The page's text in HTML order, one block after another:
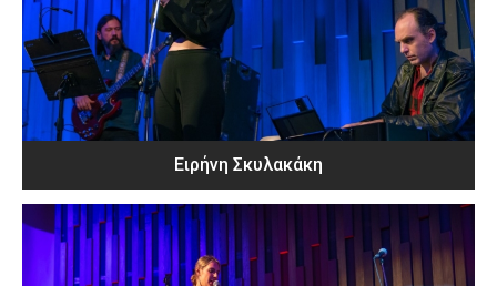
Ειρήνη Σκυλακάκη